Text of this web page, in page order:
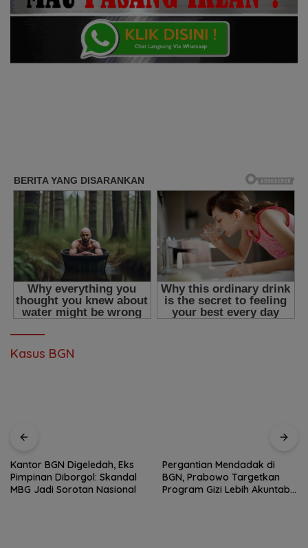
Kasus BGN
Kantor BGN Digeledah, Eks
Pimpinan Diborgol: Skandal
MBG Jadi Sorotan Nasional
Pergantian Mendadak di
BGN, Prabowo Targetkan
Program Gizi Lebih Akuntabel